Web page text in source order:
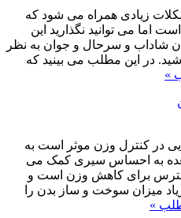
زیادی همراه می شود که
اما می توانید نگذارید این
شاداب و سرحال و جوان به نظر
در این مطلب می بینید که
»
در کنترل وزن موثر است به
به احساس سیری کمک می
برای کاهش وزن است و
میزان سوخت و ساز بدن را
»